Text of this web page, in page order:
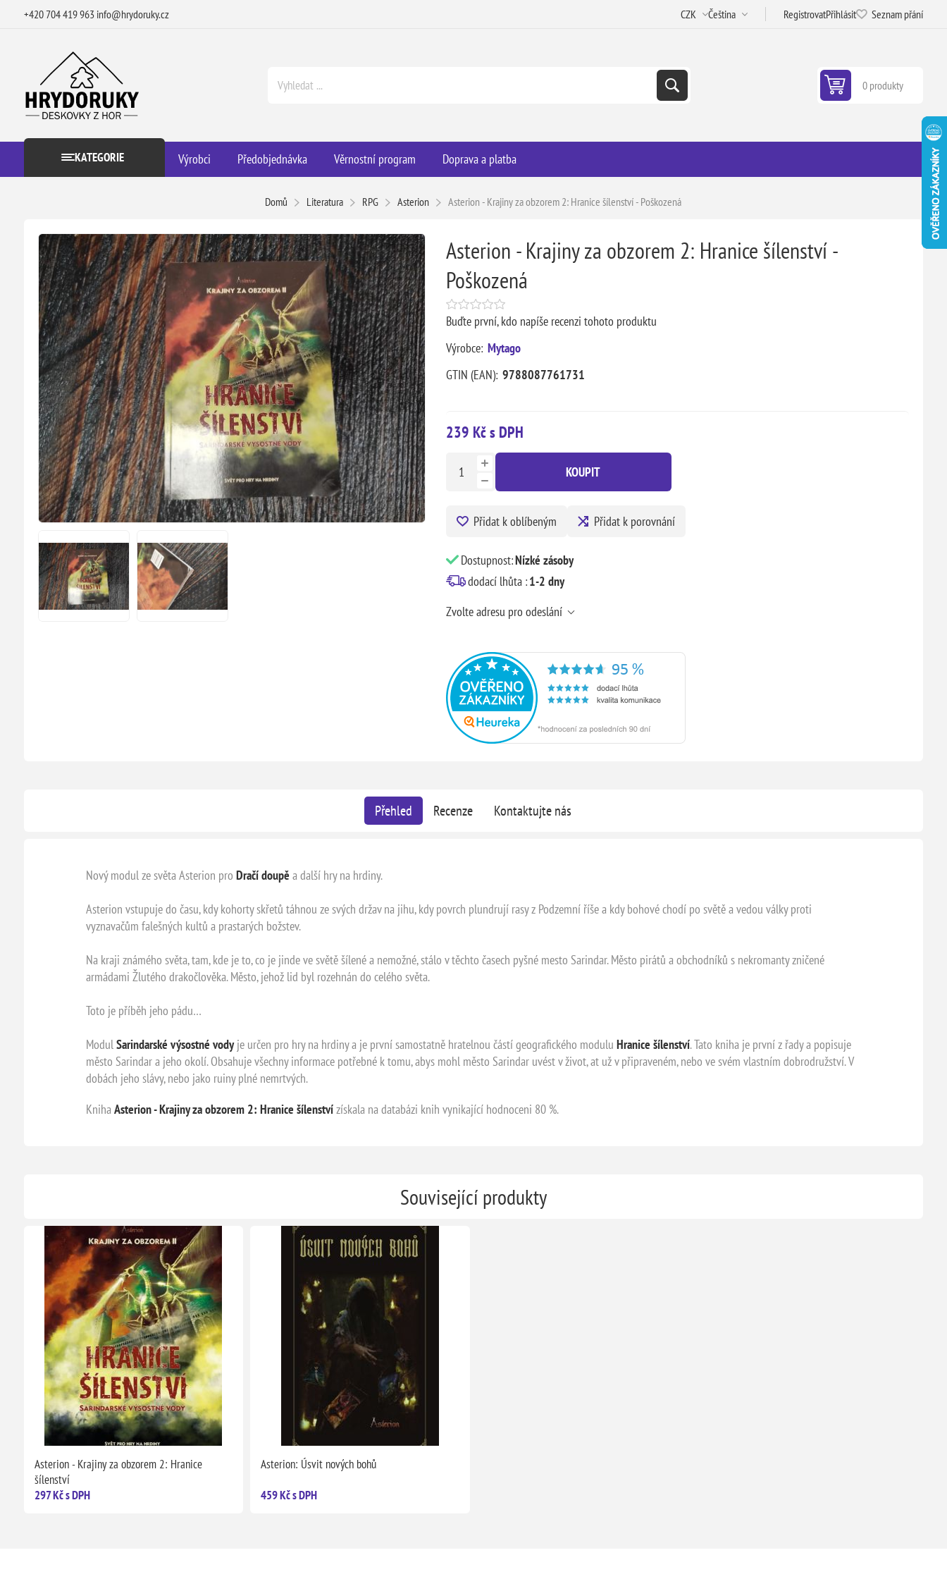
+420 704 419 963 info@hrydoruky.cz RegistrovatPřihlásit Seznam přání
0 produkty
KATEGORIE Výrobci Předobjednávka Věrnostní program Doprava a platba
Domů Literatura RPG Asterion Asterion - Krajiny za obzorem 2: Hranice šílenství - Poškozená
Asterion - Krajiny za obzorem 2: Hranice šílenství -
Poškozená
Buďte první, kdo napíše recenzi tohoto produktu
Výrobce: Mytago
GTIN (EAN): 9788087761731
239 Kč s DPH
KOUPIT
Přidat k oblíbeným Přidat k porovnání
Dostupnost:Nízké zásoby
dodací lhůta :1-2 dny
Zvolte adresu pro odeslání
Přehled Recenze Kontaktujte nás
Nový modul ze světa Asterion pro Dračí doupě a další hry na hrdiny.
Asterion vstupuje do času, kdy kohorty skřetů táhnou ze svých držav na jihu, kdy povrch plundrují rasy z Podzemní říše a kdy bohové chodí po světě a vedou války proti
vyznavačům falešných kultů a prastarých božstev.
Na kraji známého světa, tam, kde je to, co je jinde ve světě šílené a nemožné, stálo v těchto časech pyšné mesto Sarindar. Město pirátů a obchodníků s nekromanty zničené
armádami Žlutého drakočlověka. Město, jehož lid byl rozehnán do celého světa.
Toto je příběh jeho pádu…
ModulSarindarské výsostné vodyje určen pro hry na hrdiny a je první samostatně hratelnou částí geografického modulu Hranice šílenství. Tato kniha je první z řady a popisuje
město Sarindar a jeho okolí. Obsahuje všechny informace potřebné k tomu, abys mohl město Sarindar uvést v život, at už v připraveném, nebo ve svém vlastním dobrodružství. V
dobách jeho slávy, nebo jako ruiny plné nemrtvých.
KnihaAsterion - Krajiny za obzorem 2: Hranice šílenstvízískala na databázi knih vynikající hodnoceni 80 %.
Související produkty
Asterion - Krajiny za obzorem 2: Hranice
šílenství
297 Kč s DPH
Asterion: Úsvit nových bohů
459 Kč s DPH